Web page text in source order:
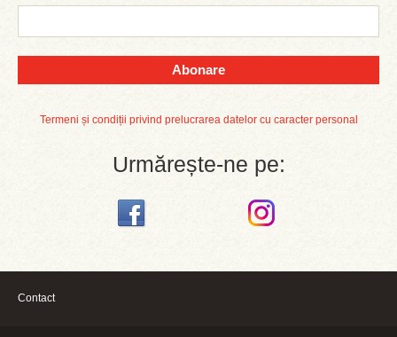
Abonare
Termeni și condiții privind prelucrarea datelor cu caracter personal
Urmărește-ne pe:
Contact